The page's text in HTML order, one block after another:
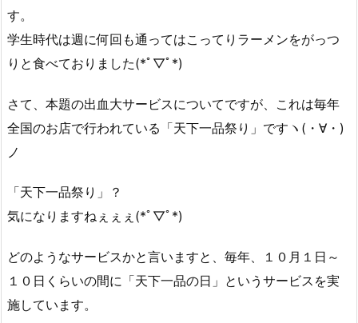
す。
学生時代は週に何回も通ってはこってりラーメンをがっつ
りと食べておりました(*ﾟ▽ﾟ*)
さて、本題の出血大サービスについてですが、これは毎年
全国のお店で行われている「天下一品祭り」ですヽ(・∀・)
ノ
「天下一品祭り」？
気になりますねぇぇぇ(*ﾟ▽ﾟ*)
どのようなサービスかと言いますと、毎年、１０月１日～
１０日くらいの間に「天下一品の日」というサービスを実
施しています。